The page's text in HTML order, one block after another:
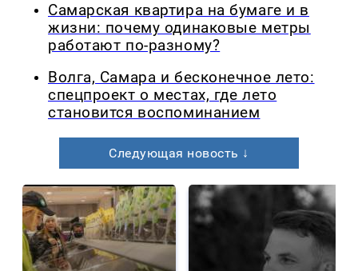
Самарская квартира на бумаге и в
жизни: почему одинаковые метры
работают по-разному?
Волга, Самара и бесконечное лето:
спецпроект о местах, где лето
становится воспоминанием
Следующая новость ↓